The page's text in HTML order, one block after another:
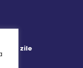
14 zile